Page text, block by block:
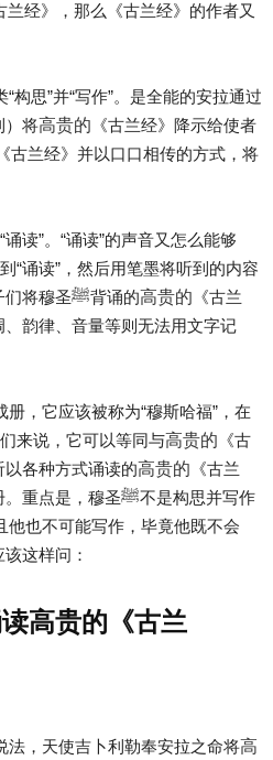
“构思”并“写作”。是全能的安拉通过
）将高贵的 《古兰经》降示给使者
《古兰经》并以口口相传的方式，将
读”。“诵读”的声音又怎么能够
“诵读”，然后用笔墨将听到的内容
纪录在纸上。当时，圣门弟子们将穆圣ﷺ背诵的高贵的 《古兰
韵律、音量等则无法用文字记
册，它应该被称为“穆斯哈福”，在
来说，它可以等同与高贵的 《古
各种方式诵读的高贵的 《古兰
经》，它当然可以被辑录成册。重点是，穆圣ﷺ不是构思并写作
他也不可能写作，毕竟他既不会
这样问：
高贵的《古兰
法，天使吉卜利勒奉安拉之命将高